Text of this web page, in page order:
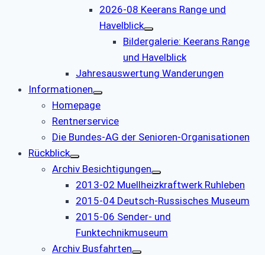
2026-08 Keerans Range und
Havelblick
Bildergalerie: Keerans Range
und Havelblick
Jahresauswertung Wanderungen
Informationen
Homepage
Rentnerservice
Die Bundes-AG der Senioren-Organisationen
Rückblick
Archiv Besichtigungen
2013-02 Muellheizkraftwerk Ruhleben
2015-04 Deutsch-Russisches Museum
2015-06 Sender- und
Funktechnikmuseum
Archiv Busfahrten